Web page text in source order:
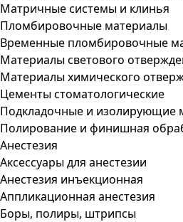
Матричные системы и клинья
Пломбировочные материалы
Временные пломбировочные
Материалы светового
Материалы химического
Цементы стоматологические
Подкладочные и изолирующие
Полирование и финишная
Анестезия
Аксессуары для анестезии
Анестезия инъекционная
Аппликационная анестезия
Боры, полиры, штрипсы